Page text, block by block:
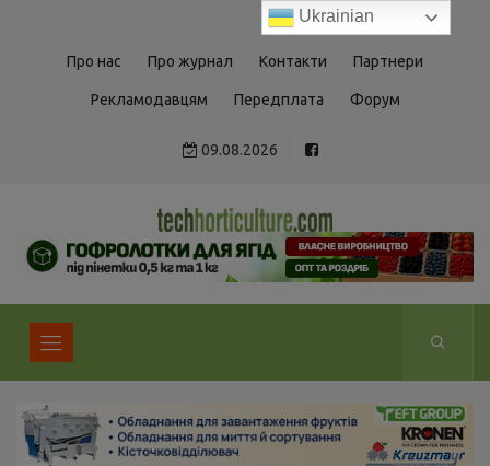
Про нас Про журнал Контакти Партнери
Рекламодавцям Передплата Форум
09.08.2026
Ukrainian